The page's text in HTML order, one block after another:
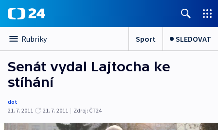
Rubriky Sport SLEDOVAT
Senát vydal Lajtocha ke
stíhání
dot
21. 7. 2011
21. 7. 2011 | Zdroj: ČT24